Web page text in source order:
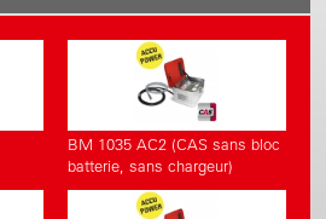
BM 1035 AC2 (CAS sans bloc
batterie, sans chargeur)